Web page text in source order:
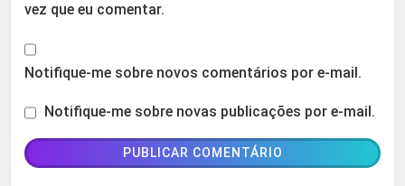
vez que eu comentar.
Notifique-me sobre novos comentários por e-mail.
Notifique-me sobre novas publicações por e-mail.